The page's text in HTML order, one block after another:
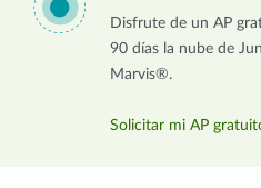
Disfrute de un AP
90 días la nube de
Marvis®.
Solicitar mi AP